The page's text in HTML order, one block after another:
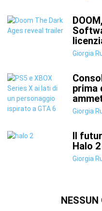
Giorgia
prima
Giorgia
Il
Halo
Giorgia
NESSUN